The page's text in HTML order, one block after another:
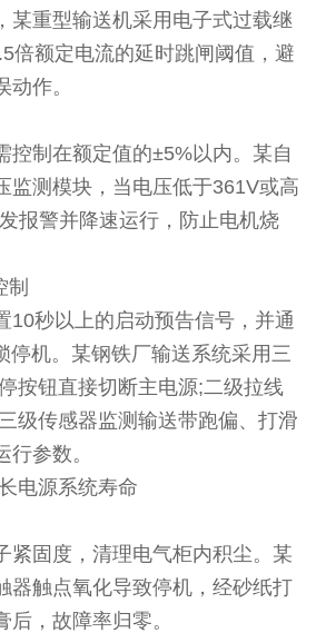
某重型输送机采用电子式过载继
倍额定电流的延时跳闸阈值，避
作。
控制在额定值的±5%以内。某自
监测模块，当电压低于361V或高
报警并降速运行，防止电机烧
制
10秒以上的启动预告信号，并通
停机。某钢铁厂输送系统采用三
按钮直接切断主电源;二级拉线
级传感器监测输送带跑偏、打滑
参数。
电源系统寿命
紧固度，清理电气柜内积尘。某
器触点氧化导致停机，经砂纸打
，故障率归零。